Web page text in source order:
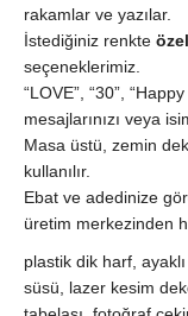
rakamlar ve yazılar.
İstediğiniz renkte
seçeneklerimiz.
“LOVE”, “30”,
mesajlarınızı veya
Masa üstü, zemin
kullanılır.
Ebat ve adedinize
üretim merkezinden
plastik dik harf,
süsü, lazer kesim